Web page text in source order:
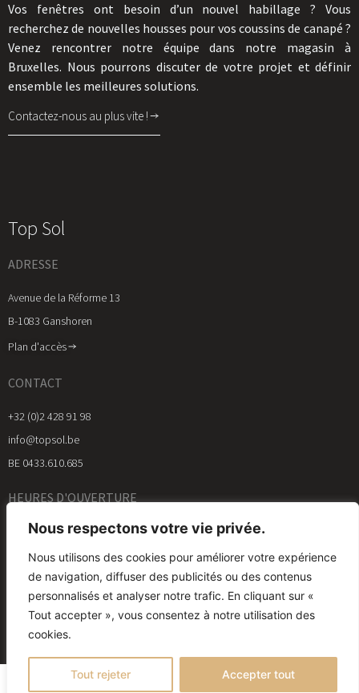
Nous respectons votre vie privée.
Nous utilisons des cookies pour améliorer votre expérience
de navigation, diffuser des publicités ou des contenus
personnalisés et analyser notre trafic. En cliquant sur «
Tout accepter », vous consentez à notre utilisation des
cookies.
Tout rejeter Accepter tout
Vos fenêtres ont besoin d’un nouvel habillage? Vous
recherchez de nouvelles housses pour vos coussins de canapé ?
Venez rencontrer notre équipe dans notre magasin à
Bruxelles. Nous pourrons discuter de votre projet et définir
ensemble les meilleures solutions.
Contactez-nous au plus vite !
Top Sol
ADRESSE
Avenue de la Réforme 13
B-1083 Ganshoren
Plan d'accès
CONTACT
+32 (0)2 428 91 98
info@topsol.be
BE 0433.610.685​
HEURES D'OUVERTURE
Notre showroom est ouvert le jeudi et le vendredi de 13h à 18h et le samedi
2026 © Top Sol – Designed by Bluetime– Bluebook
Mentions légales